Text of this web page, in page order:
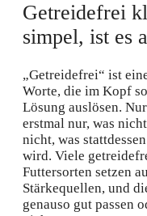
Getreidefrei
simpel, ist es
„Getreidefrei“ ist
Worte, die im Kopf
Lösung auslösen.
erstmal nur, was
nicht, was
wird. Viele
Futtersorten setzen
Stärkequellen, und
genauso gut passen